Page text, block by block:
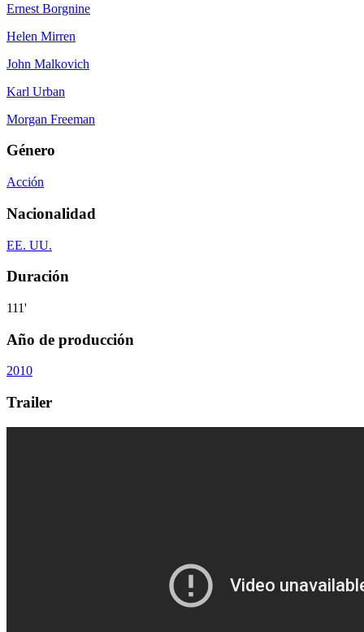
Ernest Borgnine
Helen Mirren
John Malkovich
Karl Urban
Morgan Freeman
Género
Acción
Nacionalidad
EE. UU.
Duración
111'
Año de producción
2010
Trailer